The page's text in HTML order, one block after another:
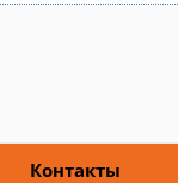
Контакты